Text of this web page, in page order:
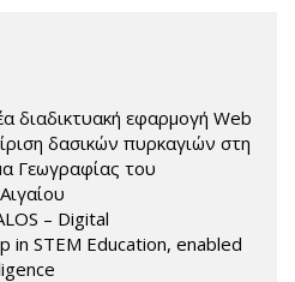
διαδικτυακή εφαρμογή Web
δασικών πυρκαγιών στη
Γεωγραφίας του
– Digital
in STEM Education, enabled